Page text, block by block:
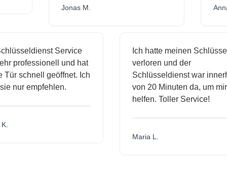
Jonas M.
Service
professionell und hat
schnell geöffnet. Ich
nur empfehlen.
Ich hatte meinen Schlüssel
verloren und der
Schlüsseldienst war
von 20 Minuten da, um mir
helfen. Toller Service!
Maria L.